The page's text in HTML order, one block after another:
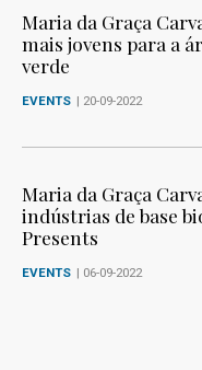
Maria da Graça
mais jovens para a
verde
EVENTS | 20-09-2022
Maria da Graça
indústrias de base
Presents
EVENTS | 06-09-2022